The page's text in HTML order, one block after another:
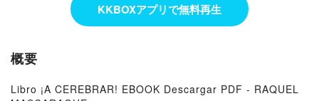
KKBOXアプリで無料再生
概要
Libro ¡A CEREBRAR! EBOOK Descargar PDF - RAQUEL